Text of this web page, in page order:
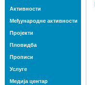
Активности
Међународне активности
Пројекти
Пловидба
Прописи
Услуге
Медија центар